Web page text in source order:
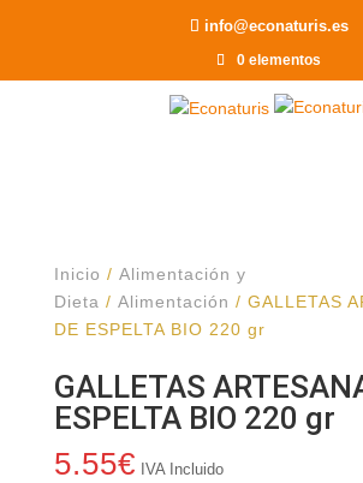
info@econaturis.es
0 elementos
Inicio / Alimentación y
Dieta / Alimentación / GALLETAS
DE ESPELTA BIO 220 gr
GALLETAS
ESPELTA BIO 220 gr
5.55€ IVA Incluido